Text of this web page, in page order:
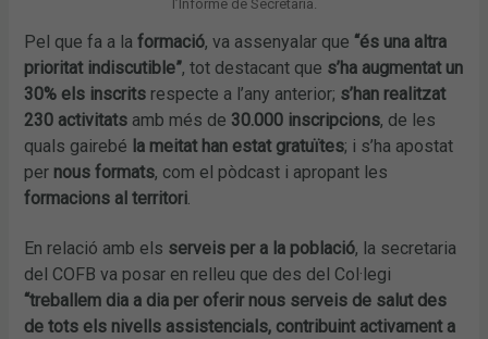
l’Informe de Secretaria.
Pel que fa a laformació, va assenyalar que “és una altra
prioritat indiscutible”, tot destacant que s’ha augmentat un
30% els inscrits respecte a l’any anterior; s’han realitzat
230 activitats amb més de 30.000 inscripcions, de les
quals gairebé la meitat han estat gratuïtes; i s’ha apostat
per nous formats, com el pòdcast i apropant les
formacions al territori.
En relació amb els serveis per a la població, la secretaria
del COFB va posar en relleu que des del Col·legi
“treballem dia a dia per oferir nous serveis de salut des
de tots els nivells assistencials, contribuint activament a